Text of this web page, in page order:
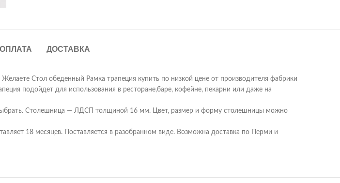
ОПЛАТА ДОСТАВКА
Стол обеденный Рамка трапеция купить по низкой цене от производителя фабрики
подойдет для использования в ресторане,баре, кофейне, пекарни или даже на
Столешница — ЛДСП толщиной 16 мм. Цвет, размер и форму столешницы можно
18 месяцев. Поставляется в разобранном виде. Возможна доставка по Перми и